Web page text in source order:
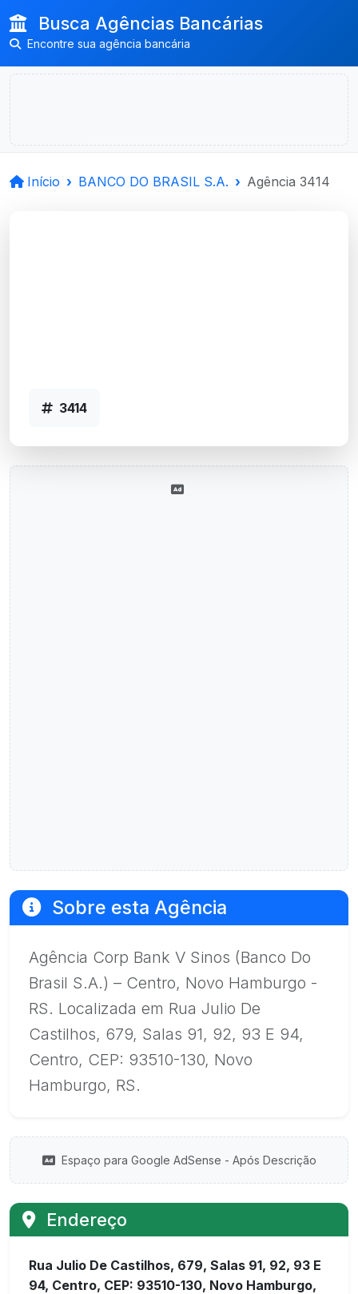
Busca Agências Bancárias
Encontre sua agência bancária
Início BANCO DO BRASIL S.A. Agência 3414
3414
Sobre esta Agência
Agência Corp Bank V Sinos (Banco Do
Brasil S.A.) – Centro, Novo Hamburgo -
RS. Localizada em Rua Julio De
Castilhos, 679, Salas 91, 92, 93 E 94,
Centro, CEP: 93510-130, Novo
Hamburgo, RS.
Espaço para Google AdSense - Após Descrição
Endereço
Rua Julio De Castilhos, 679, Salas 91, 92, 93 E
94, Centro, CEP: 93510-130, Novo Hamburgo,